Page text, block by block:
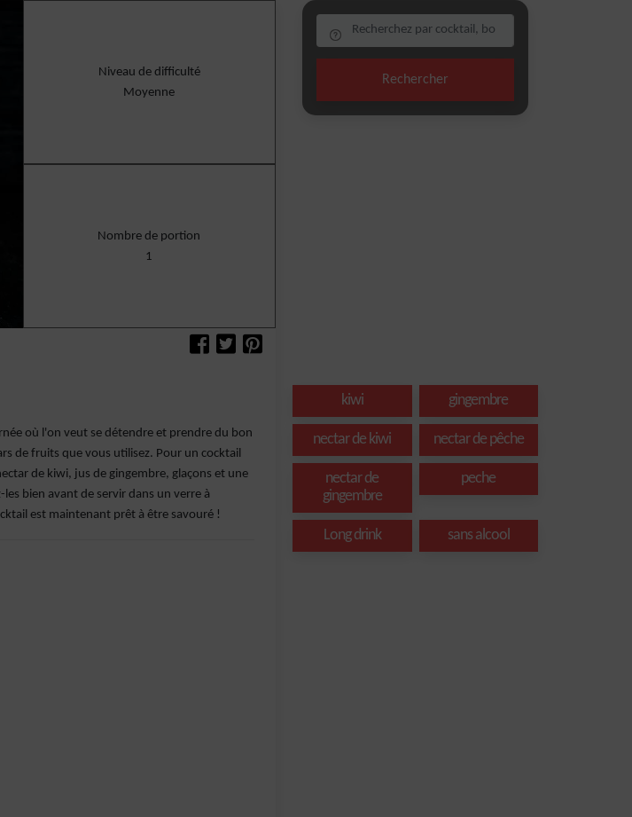
Niveau de difficulté
Moyenne
Nombre de portion
1
où l'on veut se détendre et prendre du bon
de fruits que vous utilisez. Pour un cocktail
de kiwi, jus de gingembre, glaçons et une
bien avant de servir dans un verre à
est maintenant prêt à être savouré !
Rechercher
kiwi gingembre
nectar de kiwi nectar de pêche
nectar de
gingembre
peche
Long drink sans alcool